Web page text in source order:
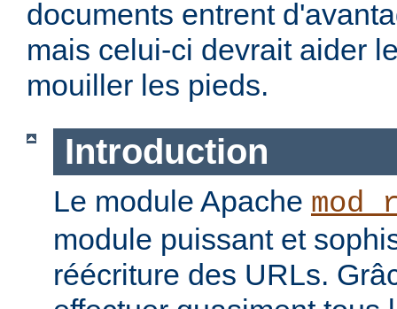
documents entrent
mais celui-ci devrait aider
mouiller les pieds.
Introduction
Le module Apache
module puissant et
réécriture des URLs.